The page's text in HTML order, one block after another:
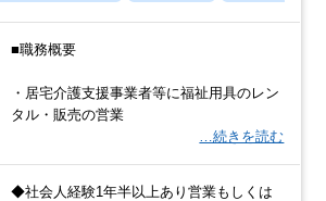
■職務概要
・居宅介護支援事業者等に福祉用具のレン
タル・販売の営業
…続きを読む
◆社会人経験1年半以上あり営業もしくは